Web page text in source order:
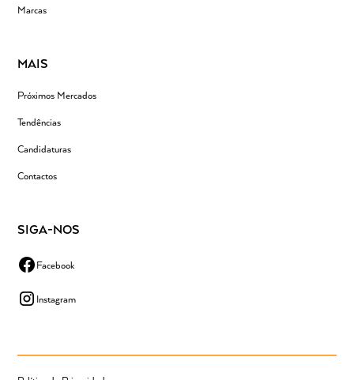
Marcas
MAIS
Próximos Mercados
Tendências
Candidaturas
Contactos
SIGA-NOS
Facebook
Instagram